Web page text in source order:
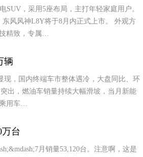
，采用5座布局，主打年轻家庭用户。
风风神L8Y将于8月内正式上市。 外观方
精致，专属…
辆
，国内终端车市整体遇冷，大盘同比、环
出，燃油车销量持续大幅滑坡，当月新能
用车…
台
月销量53,120台。注意啊，这是